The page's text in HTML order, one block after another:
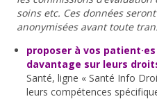
soins etc. Ces données
anonymisées avant toute
proposer à vos
davantage sur leurs
Santé, ligne « Santé Info
leurs compétences